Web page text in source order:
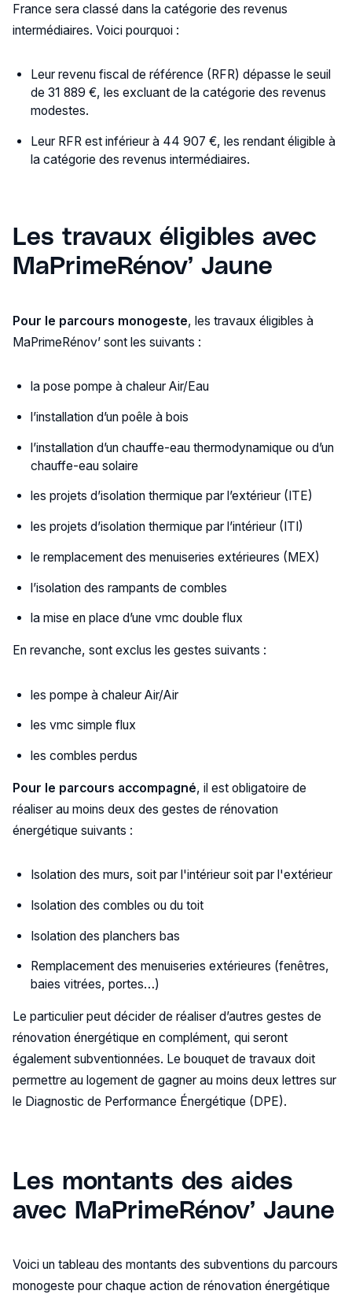
France sera classé dans la catégorie des revenus
intermédiaires. Voici pourquoi :
Leur revenu fiscal de référence (RFR) dépasse le seuil
de 31 889 €, les excluant de la catégorie des revenus
modestes.
Leur RFR est inférieur à 44 907 €, les rendant éligible à
la catégorie des revenus intermédiaires.
Les travaux éligibles avec
MaPrimeRénov’ Jaune
Pour le parcours monogeste, les travaux éligibles à
MaPrimeRénov’ sont les suivants :
la pose pompe à chaleur Air/Eau
l’installation d’un poêle à bois
l’installation d’un chauffe-eau thermodynamique ou d’un
chauffe-eau solaire
les projets d’isolation thermique par l’extérieur (ITE)
les projets d’isolation thermique par l’intérieur (ITI)
le remplacement des menuiseries extérieures (MEX)
l’isolation des rampants de combles
la mise en place d’une vmc double flux
En revanche, sont exclus les gestes suivants :
les pompe à chaleur Air/Air
les vmc simple flux
les combles perdus
Pour le parcours accompagné, il est obligatoire de
réaliser au moins deux des gestes de rénovation
énergétique suivants :
Isolation des murs, soit par l'intérieur soit par l'extérieur
Isolation des combles ou du toit
Isolation des planchers bas
Remplacement des menuiseries extérieures (fenêtres,
baies vitrées, portes…)
Le particulier peut décider de réaliser d’autres gestes de
rénovation énergétique en complément, qui seront
également subventionnées. Le bouquet de travaux doit
permettre au logement de gagner au moins deux lettres sur
le Diagnostic de Performance Énergétique (DPE).
Les montants des aides
avec MaPrimeRénov’ Jaune
Voici un tableau des montants des subventions du parcours
monogeste pour chaque action de rénovation énergétique